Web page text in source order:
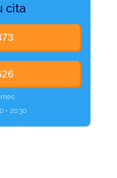
cita
- 20:30